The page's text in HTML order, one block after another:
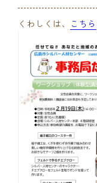
くわしくは、 こちら